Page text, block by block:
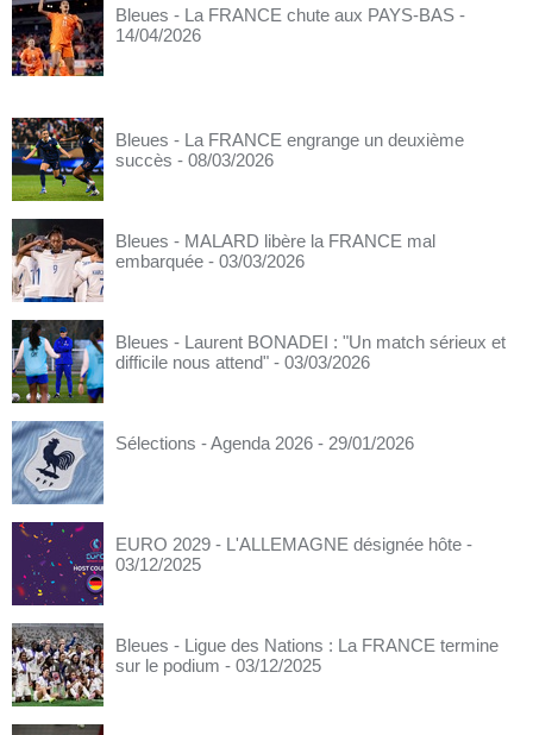
Bleues - La FRANCE chute aux PAYS-BAS -
14/04/2026
Bleues - La FRANCE engrange un deuxième
succès - 08/03/2026
Bleues - MALARD libère la FRANCE mal
embarquée - 03/03/2026
Bleues - Laurent BONADEI : "Un match sérieux et
difficile nous attend" - 03/03/2026
Sélections - Agenda 2026 - 29/01/2026
EURO 2029 - L'ALLEMAGNE désignée hôte -
03/12/2025
Bleues - Ligue des Nations : La FRANCE termine
sur le podium - 03/12/2025